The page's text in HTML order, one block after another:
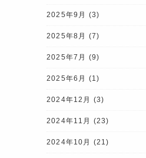
2025年9月 (3)
2025年8月 (7)
2025年7月 (9)
2025年6月 (1)
2024年12月 (3)
2024年11月 (23)
2024年10月 (21)